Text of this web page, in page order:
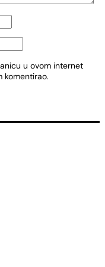
u ovom internet
komentirao.